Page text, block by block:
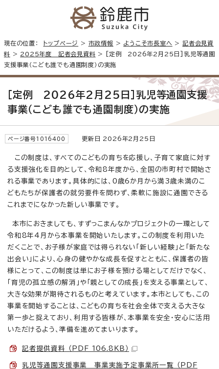
現在の位置： トップページ > 市政情報 > ようこそ市長室へ >記者会見資
料 > 2025年度 記者会見資料 > [定例 2026年2月25日]乳児等通園
支援事業（こども誰でも通園制度）の実施
[定例 2026年2月25日]乳児等通園支援
事業（こども誰でも通園制度）の実施
ページ番号1016400 更新日 2026年2月25日
この制度は、すべてのこどもの育ちを応援し、子育て家庭に対す
る支援強化を目的として、令和8年度から、全国の市町村で開始さ
れる事業であります。具体的には、0歳6か月から満3歳未満のこ
どもたちが保護者の就労要件を問わず、柔軟に施設に通園できる
これまでになかった新しい事業です。
本市におきましても、すずっこまんなかプロジェクトの一環として
令和8年4月から本事業を開始いたします。この制度を利用いた
だくことで、お子様が家庭では得られない「新しい経験」と「新たな
出会い」により、心身の健やかな成長を促すとともに、保護者の皆
様にとって、この制度は単にお子様を預ける場としてだけでなく、
「育児の孤立感の解消」や「親としての成長」を支える事業として、
大きな効果が期待されるものと考えています。本市としても、この
事業を開始することは、こどもの育ちを社会全体で支える大きな
第一歩と捉えており、利用する皆様が、本事業を安全・安心に活用
いただけるよう、準備を進めてまいります。
記者提供資料 （PDF 106.8KB）
乳児等通園支援事業 事業実施予定事業所一覧 （PDF